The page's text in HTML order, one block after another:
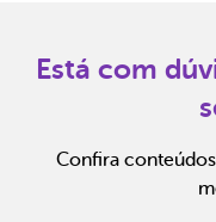
Está com
Confira